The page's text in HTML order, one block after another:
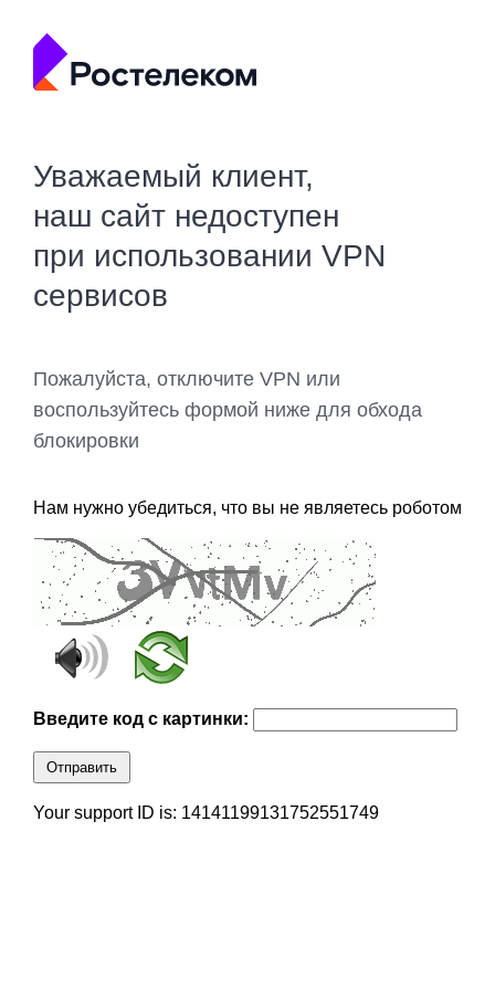
Уважаемый клиент,
наш сайт недоступен
при использовании VPN
сервисов
Пожалуйста, отключите VPN или
воспользуйтесь формой ниже для обхода
блокировки
Нам нужно убедиться, что вы не являетесь роботом
Введите код с картинки:
Отправить
Your support ID is: 14141199131752551749